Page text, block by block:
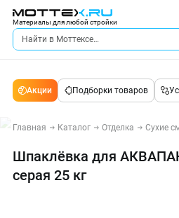
Материалы для любой стройки
Акции Подборки товаров
Главная Каталог Отделка Сухие
Шпаклёвка для
серая 25 кг